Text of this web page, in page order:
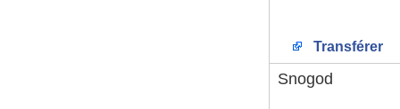
Transférer
Snogod